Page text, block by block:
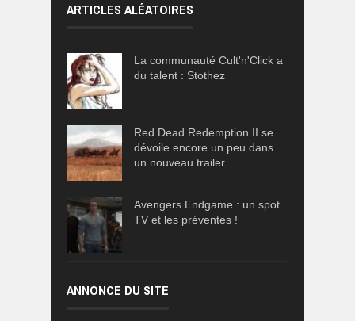
ARTICLES ALÉATOIRES
La communauté Cult'n'Click a
du talent : Stothez
Red Dead Redemption II se
dévoile encore un peu dans
un nouveau trailer
Avengers Endgame : un spot
TV et les préventes !
ANNONCE DU SITE